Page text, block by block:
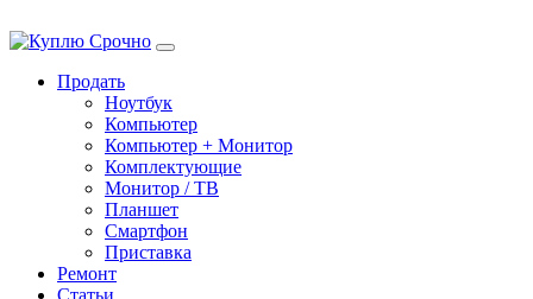
Продать
Ноутбук
Компьютер
Компьютер + Монитор
Комплектующие
Монитор / ТВ
Планшет
Смартфон
Приставка
Ремонт
Статьи